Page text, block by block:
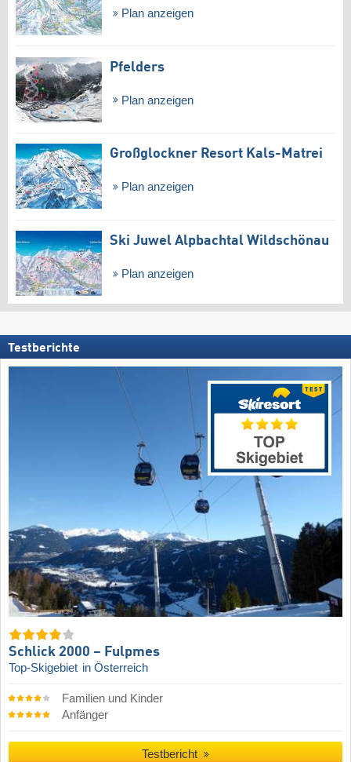
Plan anzeigen
Pfelders
Plan anzeigen
Großglockner Resort Kals-Matrei
Plan anzeigen
Ski Juwel Alpbachtal Wildschönau
Plan anzeigen
Testberichte
Schlick 2000 – Fulpmes
Top-Skigebiet in Österreich
Familien und Kinder
Anfänger
Testbericht